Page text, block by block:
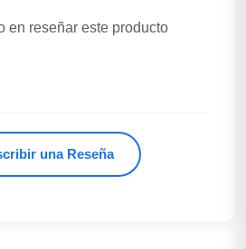
en reseñar este producto
una Reseña